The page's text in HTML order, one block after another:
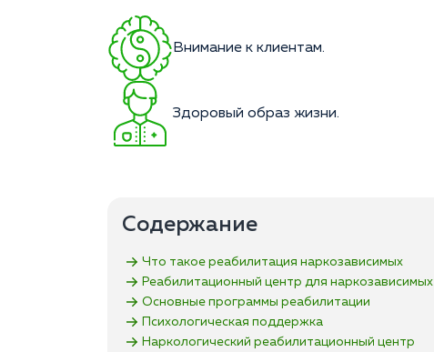
Внимание к клиентам.
Здоровый образ жизни.
Содержание
Что такое реабилитация наркозависимых
Реабилитационный центр для наркозависимых
Основные программы реабилитации
Психологическая поддержка
Наркологический реабилитационный центр